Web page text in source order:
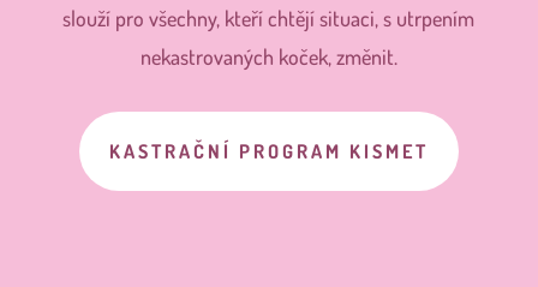
slouží pro všechny, kteří chtějí situaci, s utrpením
nekastrovaných koček, změnit.
KASTRAČNÍ PROGRAM KISMET